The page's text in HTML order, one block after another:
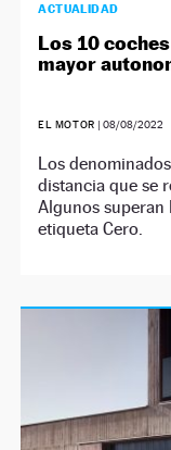
ACTUALIDAD
Los 10
mayor
EL MOTOR | 08/08/2022
Los
distancia que se
Algunos
etiqueta Cero.